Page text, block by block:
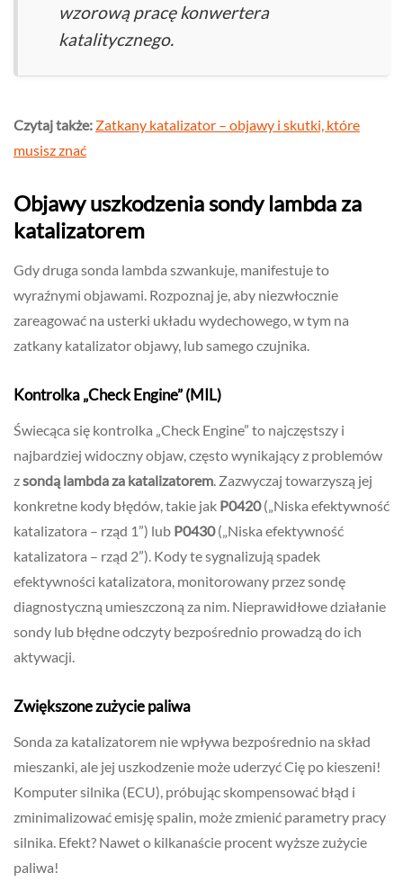
wzorową pracę konwertera
katalitycznego.
Czytaj także: Zatkany katalizator – objawy i skutki, które
musisz znać
Objawy uszkodzenia sondy lambda za
katalizatorem
Gdy druga sonda lambda szwankuje, manifestuje to
wyraźnymi objawami. Rozpoznaj je, aby niezwłocznie
zareagować na usterki układu wydechowego, w tym na
zatkany katalizator objawy, lub samego czujnika.
Kontrolka „Check Engine” (MIL)
Świecąca się kontrolka „Check Engine” to najczęstszy i
najbardziej widoczny objaw, często wynikający z problemów
zsondą lambda za katalizatorem . Zazwyczaj towarzyszą jej
konkretne kody błędów, takie jak P0420(„Niska efektywność
katalizatora – rząd 1”) lub P0430(„Niska efektywność
katalizatora – rząd 2”). Kody te sygnalizują spadek
efektywności katalizatora, monitorowany przez sondę
diagnostyczną umieszczoną za nim. Nieprawidłowe działanie
sondy lub błędne odczyty bezpośrednio prowadzą do ich
aktywacji.
Zwiększone zużycie paliwa
Sonda za katalizatorem nie wpływa bezpośrednio na skład
mieszanki, ale jej uszkodzenie może uderzyć Cię po kieszeni!
Komputer silnika (ECU), próbując skompensować błąd i
zminimalizować emisję spalin, może zmienić parametry pracy
silnika. Efekt? Nawet o kilkanaście procent wyższe zużycie
paliwa!